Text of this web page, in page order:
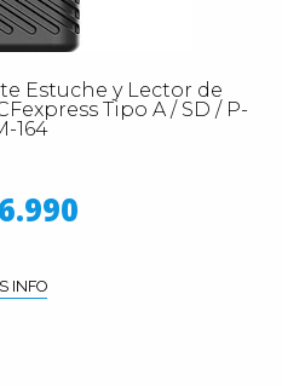
Estuche y Lector de
Tipo A / SD / P-
164
INFO